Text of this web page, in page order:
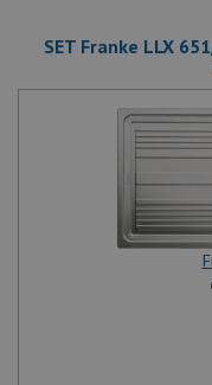
SET Franke LLX